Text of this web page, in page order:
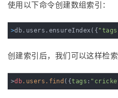
使用以下命令创建数组索引：
>db.users.ensureIndex({
创建索引后，我们可以这样检
>db.users .find ({tags :